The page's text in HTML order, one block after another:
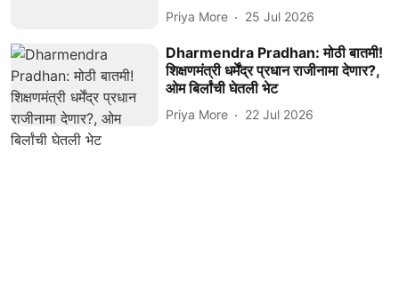
Priya More 25 Jul 2026
Dharmendra Pradhan: मोठी बातमी!
शिक्षणमंत्री धर्मेंद्र प्रधान राजीनामा देणार?,
ओम बिर्लांची घेतली भेट
Priya More 22 Jul 2026